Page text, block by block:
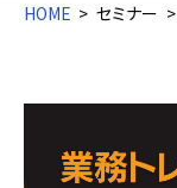
HOME セミナー